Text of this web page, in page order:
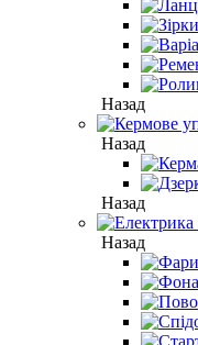
Назад
Назад
Назад
Назад